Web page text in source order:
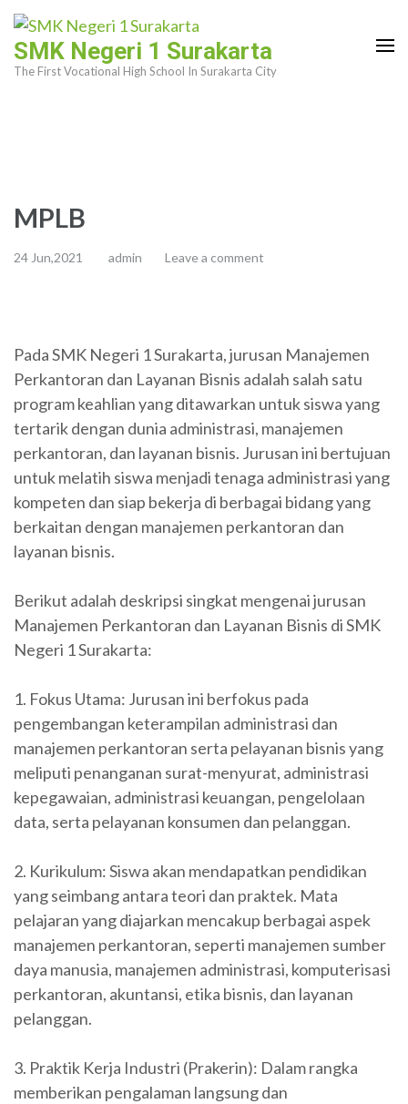
Skip
content
SMK Negeri 1 Surakarta
The First Vocational High School In Surakarta City
MPLB
24 Jun,2021 admin Leave a comment
Pada SMK Negeri 1 Surakarta, jurusan Manajemen
Perkantoran dan Layanan Bisnis adalah salah satu
program keahlian yang ditawarkan untuk siswa yang
tertarik dengan dunia administrasi, manajemen
perkantoran, dan layanan bisnis. Jurusan ini bertujuan
untuk melatih siswa menjadi tenaga administrasi yang
kompeten dan siap bekerja di berbagai bidang yang
berkaitan dengan manajemen perkantoran dan
layanan bisnis.
Berikut adalah deskripsi singkat mengenai jurusan
Manajemen Perkantoran dan Layanan Bisnis di SMK
Negeri 1 Surakarta:
1. Fokus Utama: Jurusan ini berfokus pada
pengembangan keterampilan administrasi dan
manajemen perkantoran serta pelayanan bisnis yang
meliputi penanganan surat-menyurat, administrasi
kepegawaian, administrasi keuangan, pengelolaan
data, serta pelayanan konsumen dan pelanggan.
2. Kurikulum: Siswa akan mendapatkan pendidikan
yang seimbang antara teori dan praktek. Mata
pelajaran yang diajarkan mencakup berbagai aspek
manajemen perkantoran, seperti manajemen sumber
daya manusia, manajemen administrasi, komputerisasi
perkantoran, akuntansi, etika bisnis, dan layanan
pelanggan.
3. Praktik Kerja Industri (Prakerin): Dalam rangka
memberikan pengalaman langsung dan